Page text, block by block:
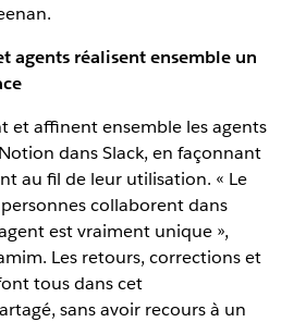
agents réalisent ensemble un
et affinent ensemble les agents
dans Slack, en façonnant
au fil de leur utilisation. « Le
collaborent dans
est vraiment unique »,
Les retours, corrections et
tous dans cet
sans avoir recours à un